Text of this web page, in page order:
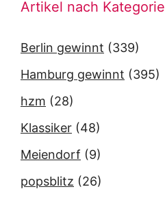
Artikel nach Kategorie
Berlin gewinnt (339)
Hamburg gewinnt (395)
hzm (28)
Klassiker (48)
Meiendorf (9)
popsblitz (26)